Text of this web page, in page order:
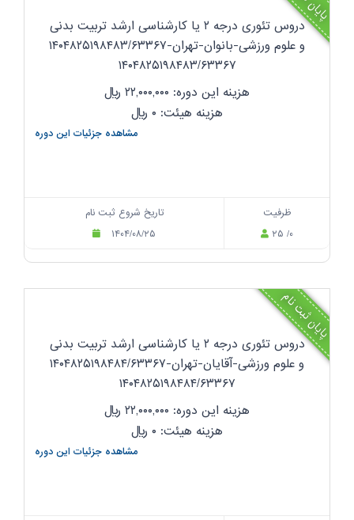
دروس تئوری درجه ۲ یا کارشناسی ارشد تربیت بدنی
و علوم ورزشی-بانوان-تهران-۱۴۰۴۸۲۵۱۹۸۴۸۳/۶۳۳۶۷
۱۴۰۴۸۲۵۱۹۸۴۸۳/۶۳۳۶۷
هزینه این دوره: ۲۲,۰۰۰,۰۰۰
ریال
هزینه هیئت: ۰
ریال
مشاهده جزئیات این دوره
تاریخ شروع ثبت نام
۱۴۰۴/۰۸/۲۵
ظرفیت
۲۵ /۰
پایان ثبت نام
دروس تئوری درجه ۲ یا کارشناسی ارشد تربیت بدنی
و علوم ورزشی-آقایان-تهران-۱۴۰۴۸۲۵۱۹۸۴۸۴/۶۳۳۶۷
۱۴۰۴۸۲۵۱۹۸۴۸۴/۶۳۳۶۷
هزینه این دوره: ۲۲,۰۰۰,۰۰۰
ریال
هزینه هیئت: ۰
ریال
مشاهده جزئیات این دوره